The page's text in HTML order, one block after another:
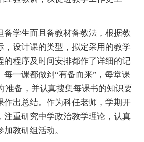
备学生而且备教材备教法，根据教
，设计课的类型，拟定采用的教学
的程序及时间安排都作了详细的记
每一课都做到“有备而来”，每堂课
'准备，并认真搜集每课书的知识要
作出总结。作为科任老师，学期开
注重研究中学政治教学理论，认真
教研组活动。